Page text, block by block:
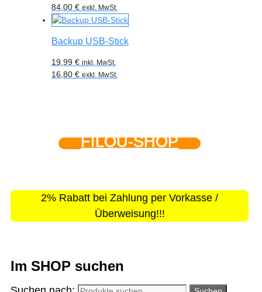
84,00 € exkl. MwSt.
Backup USB-Stick
19,99 € inkl. MwSt.
16,80 € exkl. MwSt.
FILOU-SHOP
2% Rabatt bei Zahlung per Vorkasse /
Überweisung!!!
Im SHOP suchen